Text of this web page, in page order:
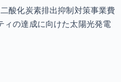
酸化炭素排出抑制対策事業費
の達成に向けた太陽光発電